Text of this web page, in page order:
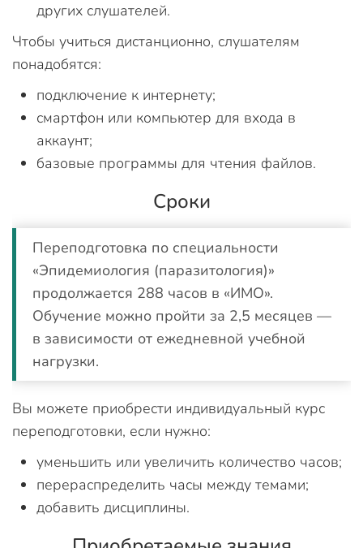
других слушателей.
Чтобы учиться дистанционно, слушателям
понадобятся:
подключение к интернету;
смартфон или компьютер для входа в
аккаунт;
базовые программы для чтения файлов.
Сроки
Переподготовка по специальности
«Эпидемиология (паразитология)»
продолжается 288 часов в «ИМО».
Обучение можно пройти за 2,5 месяцев —
в зависимости от ежедневной учебной
нагрузки.
Вы можете приобрести индивидуальный курс
переподготовки, если нужно:
уменьшить или увеличить количество часов;
перераспределить часы между темами;
добавить дисциплины.